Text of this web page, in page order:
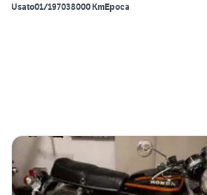
Usato01/197038000 KmEpoca